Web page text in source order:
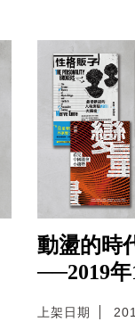
動盪的時
──2019
上架日期